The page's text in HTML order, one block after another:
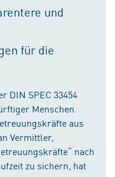
und
für die
DIN SPEC 33454
Menschen
aus
Vermittler,
nach
zu sichern, hat